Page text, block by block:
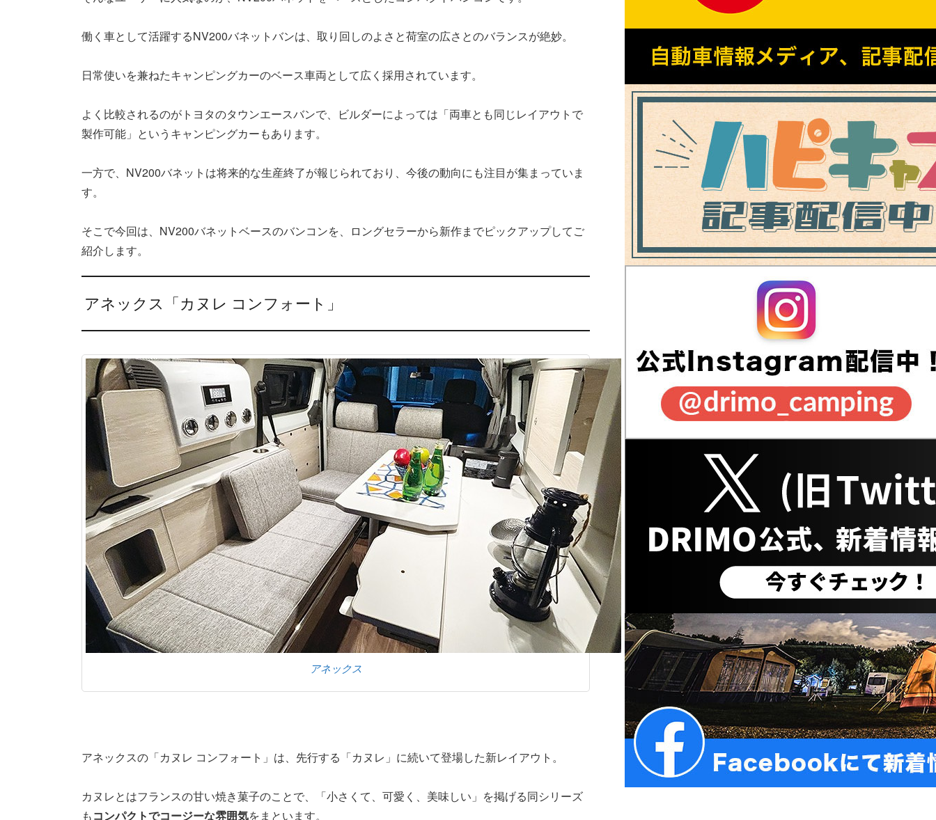
働く車として活躍するNV200バネットバンは、取り回しのよさと荷室の広さとのバランスが絶妙。
日常使いを兼ねたキャンピングカーのベース車両として広く採用されています。
よく比較されるのがトヨタのタウンエースバンで、ビルダーによっては「両車とも同じレイアウトで
製作可能」というキャンピングカーもあります。
一方で、NV200バネットは将来的な生産終了が報じられており、今後の動向にも注目が集まっていま
す。
そこで今回は、NV200バネットベースのバンコンを、ロングセラーから新作までピックアップしてご
紹介します。
アネックス「カヌレ コンフォート」
アネックス
アネックスの「カヌレ コンフォート」は、先行する「カヌレ」に続いて登場した新レイアウト。
カヌレとはフランスの甘い焼き菓子のことで、「小さくて、可愛く、美味しい」を掲げる同シリーズ
もコンパクトでコージーな雰囲気をまといます。